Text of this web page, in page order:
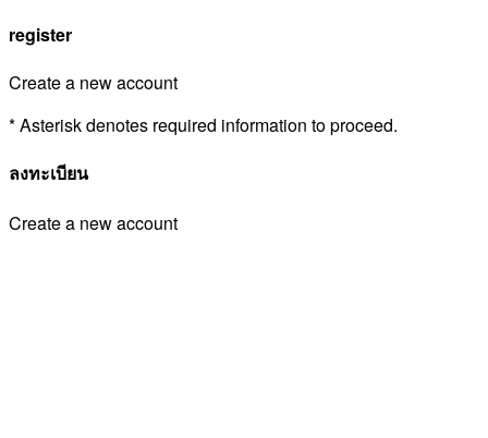
register
Create a new account
* Asterisk denotes required information to proceed.
ลงทะเบียน
Create a new account